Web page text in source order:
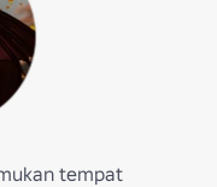
tempat